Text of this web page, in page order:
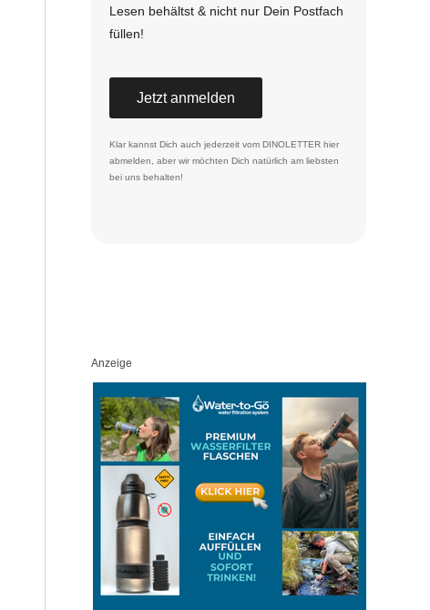
Lesen behältst & nicht nur Dein Postfach
füllen!
Jetzt anmelden
Klar kannst Dich auch jederzeit vom DINOLETTER hier
abmelden , aber wir möchten Dich natürlich am liebsten
bei uns behalten!
Anzeige